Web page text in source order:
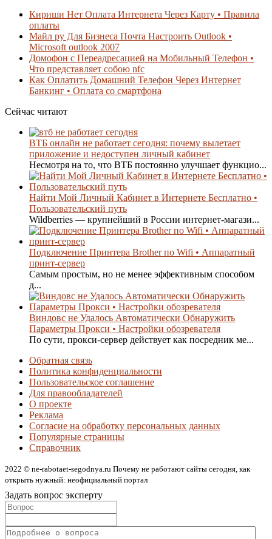
Кириши Нет Оплата Интернета Через Карту • Правила
оплаты
Майл ру Для Бизнеса Почта Настроить Outlook •
Microsoft outlook 2007
Домофон с Переадресацией на Мобильный Телефон •
Что представляет собою nfc
Как Оплатить Домашний Телефон Через Интернет
Банкинг • Оплата со смартфона
Сейчас читают
ВТБ онлайн не работает сегодня: почему вылетает
приложение и недоступен личный кабинет
Несмотря на то, что ВТБ постоянно улучшает функцио...
Найти Мой Личный Кабинет в Интернете Бесплатно •
Пользовательский путь
Wildberries — крупнейший в России интернет-магази...
Подключение Принтера Brother по Wifi • Аппаратный
принт-сервер
Самым простым, но не менее эффективным способом
д...
Виндовс не Удалось Автоматически Обнаружить
Параметры Прокси • Настройки обозревателя
По сути, прокси-сервер действует как посредник ме...
Обратная связь
Политика конфиденциальности
Пользовательское соглашение
Для правообладателей
О проекте
Реклама
Согласие на обработку персональных данных
Популярные страницы
Справочник
2022 © ne-rabotaet-segodnya.ru Почему не работают сайты сегодня, как
открыть нужный: неофициальный портал
Задать вопрос эксперту